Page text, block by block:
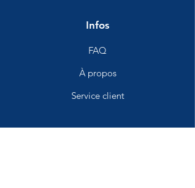
Infos
FAQ
À propos
Service client